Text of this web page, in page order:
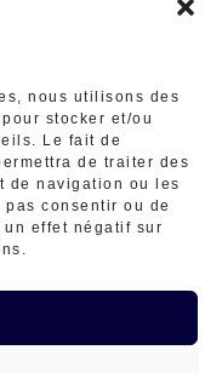
nous utilisons des
stocker et/ou
Le fait de
de traiter des
de navigation ou les
consentir ou de
effet négatif sur